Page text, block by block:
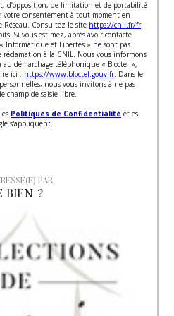
d’opposition, de limitation et de portabilité
votre consentement à tout moment en
Réseau. Consultez le site https://cnil.fr/fr
Si vous estimez, après avoir contacté
Informatique et Libertés » ne sont pas
réclamation à la CNIL. Nous vous informons
au démarchage téléphonique « Bloctel »,
ici : https://www.bloctel.gouv.fr . Dans le
nous vous invitons à ne pas
champ de saisie libre.
Politiques de Confidentialité et es
s'appliquent.
PAR
BIEN ?